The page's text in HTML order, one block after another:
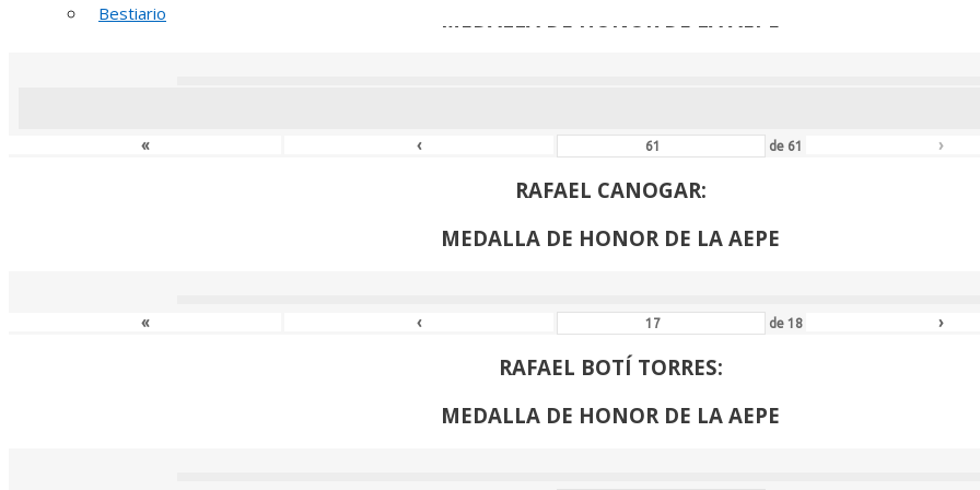
Bestiario
« ‹ de 61 ›
RAFAEL CANOGAR:
MEDALLA DE HONOR DE LA AEPE
« ‹ de 18 ›
RAFAEL BOTÍ TORRES:
MEDALLA DE HONOR DE LA AEPE